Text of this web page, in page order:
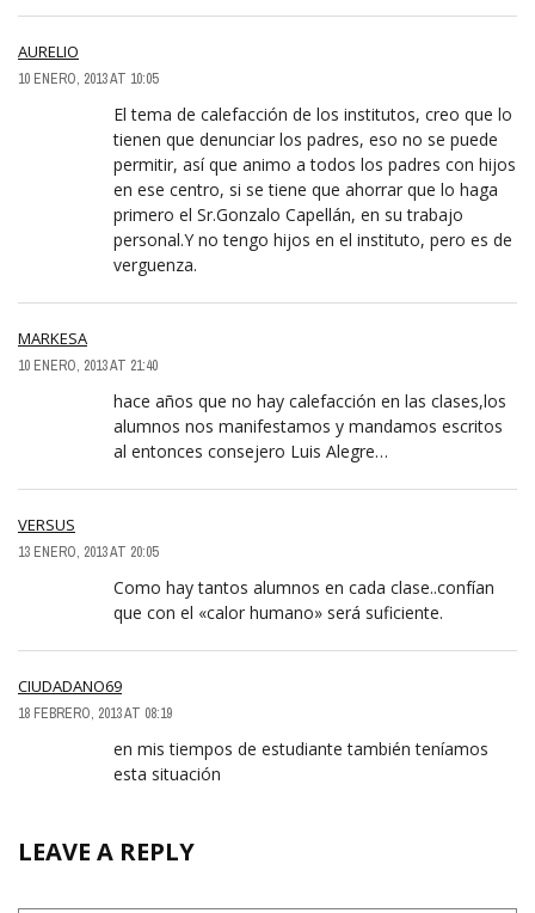
AURELIO
10 ENERO, 2013 AT 10:05
El tema de calefacción de los institutos, creo que lo
tienen que denunciar los padres, eso no se puede
permitir, así que animo a todos los padres con hijos
en ese centro, si se tiene que ahorrar que lo haga
primero el Sr.Gonzalo Capellán, en su trabajo
personal.Y no tengo hijos en el instituto, pero es de
verguenza.
MARKESA
10 ENERO, 2013 AT 21:40
hace años que no hay calefacción en las clases,los
alumnos nos manifestamos y mandamos escritos
al entonces consejero Luis Alegre…
VERSUS
13 ENERO, 2013 AT 20:05
Como hay tantos alumnos en cada clase..confían
que con el «calor humano» será suficiente.
CIUDADANO69
18 FEBRERO, 2013 AT 08:19
en mis tiempos de estudiante también teníamos
esta situación
LEAVE A REPLY